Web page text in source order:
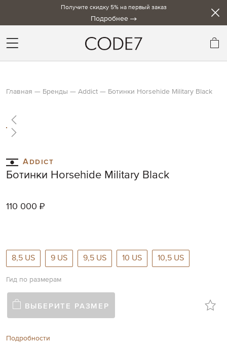
Получите скидку 5% на первый заказ
Подробнее
Главная Бренды Addict Ботинки Horsehide Military Black
Skip
to
the
of
the
images
to
the
beginning
images
Addict
Ботинки Horsehide Military Black
110 000 ₽
8,5 US 9 US 9,5 US 10 US 10,5 US
Гид по размерам
ВЫБЕРИТЕ РАЗМЕР
Подробности